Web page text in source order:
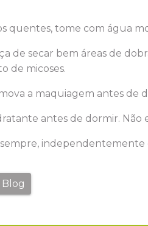
quentes, tome com água
de secar bem áreas de
de micoses.
a maquiagem antes de
antes de dormir. Não
independentemente